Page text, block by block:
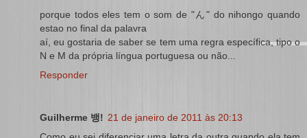
porque todos eles tem o som de "ん" do nihongo quando
estao no final da palavra
aí, eu gostaria de saber se tem uma regra específica, tipo o
N e M da própria língua portuguesa ou não...
Responder
Guilherme 뱅! 21 de janeiro de 2011 às 20:13